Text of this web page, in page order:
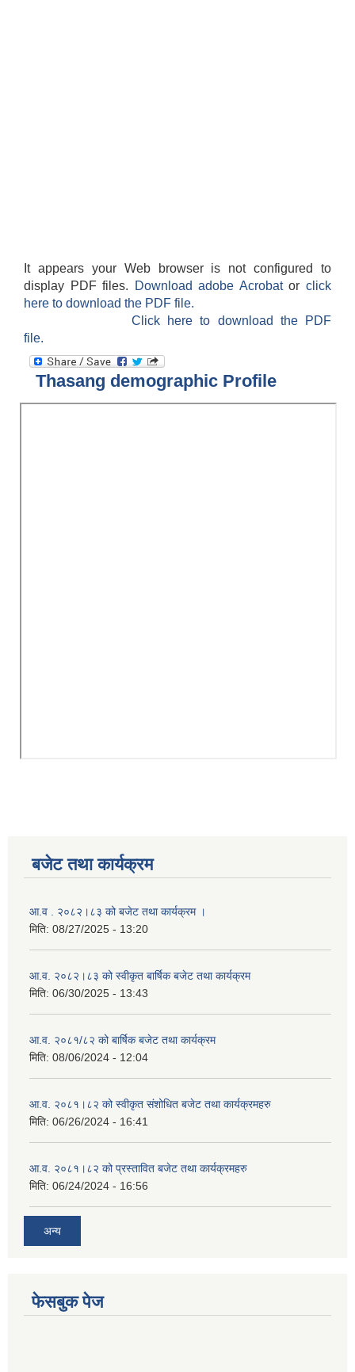
It appears your Web browser is not configured to
display PDF files.
Download adobe Acrobatorclick
here to download the PDF file.
Click here to download the PDF
file.
Thasang demographic Profile
बजेट तथा कार्यक्रम
आ.व . २०८२।८३ को बजेट तथा कार्यक्रम ।
मिति: 08/27/2025 - 13:20
आ.व. २०८२।८३ को स्वीकृत बार्षिक बजेट तथा कार्यक्रम
मिति: 06/30/2025 - 13:43
आ.व. २०८१/८२ को बार्षिक बजेट तथा कार्यक्रम
मिति: 08/06/2024 - 12:04
आ.व. २०८१।८२ को स्वीकृत संशोधित बजेट तथा कार्यक्रमहरु
मिति: 06/26/2024 - 16:41
आ.व. २०८१।८२ को प्रस्तावित बजेट तथा कार्यक्रमहरु
मिति: 06/24/2024 - 16:56
अन्य
फेसबुक पेज